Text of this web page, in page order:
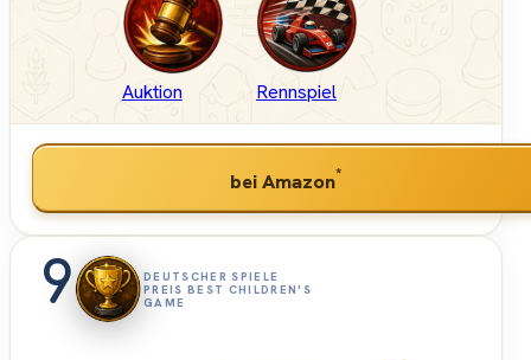
Auktion Rennspiel
bei Amazon*
9
DEUTSCHER SPIELE
PREIS BEST CHILDREN'S
GAME